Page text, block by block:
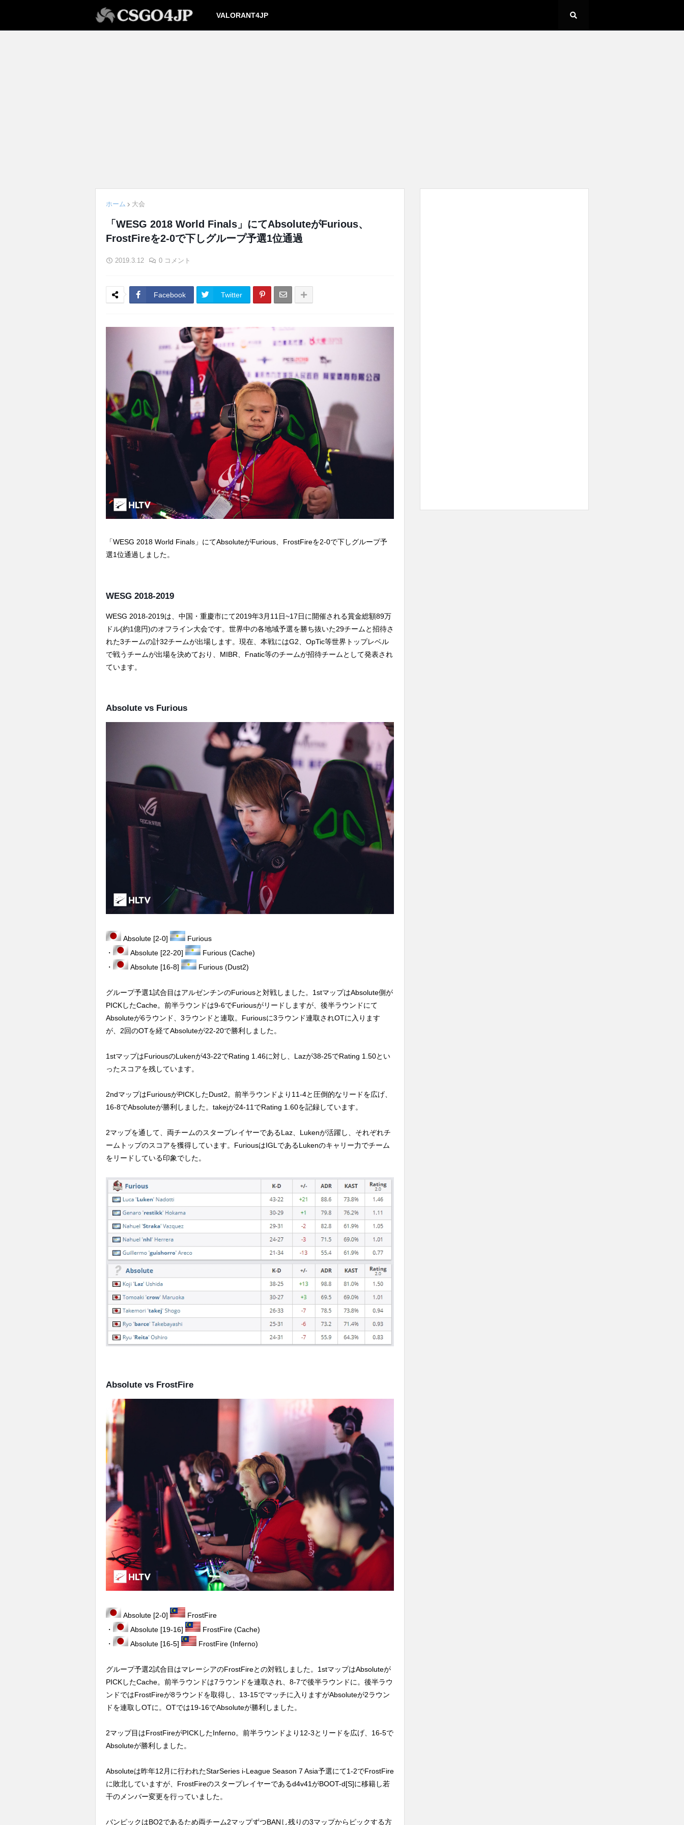
VALORANT4JP
ホーム 大会
「WESG 2018 World Finals」にてAbsoluteがFurious、
FrostFireを2-0で下しグループ予選1位通過
2019.3.12 0 コメント
Facebook Twitter
「WESG 2018 World Finals」にてAbsoluteがFurious、FrostFireを2-0で下しグループ予
選1位通過しました。
WESG 2018-2019
WESG 2018-2019は、中国・重慶市にて2019年3月11日~17日に開催される賞金総額89万
ドル(約1億円)のオフライン大会です。世界中の各地域予選を勝ち抜いた29チームと招待さ
れた3チームの計32チームが出場します。現在、本戦にはG2、OpTic等世界トップレベル
で戦うチームが出場を決めており、MIBR、Fnatic等のチームが招待チームとして発表され
ています。
Absolute vs Furious
Absolute [2-0]
Furious
・
Absolute [22-20]
Furious (Cache)
・
Absolute [16-8] Furious (Dust2)
グループ予選1試合目はアルゼンチンのFuriousと対戦しました。1stマップはAbsolute側が
PICKしたCache。前半ラウンドは9-6でFuriousがリードしますが、後半ラウンドにて
Absoluteが6ラウンド、3ラウンドと連取。Furiousに3ラウンド連取されOTに入ります
が、2回のOTを経てAbsoluteが22-20で勝利しました。
1stマップはFuriousのLukenが43-22でRating 1.46に対し、Lazが38-25でRating 1.50とい
ったスコアを残しています。
2ndマップはFuriousがPICKしたDust2。前半ラウンドより11-4と圧倒的なリードを広げ、
16-8でAbsoluteが勝利しました。takejが24-11でRating 1.60を記録しています。
2マップを通して、両チームのスタープレイヤーであるLaz、Lukenが活躍し、それぞれチ
ームトップのスコアを獲得しています。FuriousはIGLであるLukenのキャリー力でチーム
をリードしている印象でした。
Absolute vs FrostFire
Absolute [2-0]
FrostFire
・
Absolute [19-16]
FrostFire (Cache)
・
Absolute [16-5] FrostFire (Inferno)
グループ予選2試合目はマレーシアのFrostFireとの対戦しました。1stマップはAbsoluteが
PICKしたCache。前半ラウンドは7ラウンドを連取され、8-7で後半ラウンドに。後半ラウ
ンドではFrostFireが8ラウンドを取得し、13-15でマッチに入りますがAbsoluteが2ラウン
ドを連取しOTに。OTでは19-16でAbsoluteが勝利しました。
2マップ目はFrostFireがPICKしたInferno。前半ラウンドより12-3とリードを広げ、16-5で
Absoluteが勝利しました。
Absoluteは昨年12月に行われたStarSeries i-League Season 7 Asia予選にて1-2でFrostFire
に敗北していますが、FrostFireのスタープレイヤーであるd4v41がBOOT-d[S]に移籍し若
干のメンバー変更を行っていました。
バンピックはBO2であるため両チーム2マップずつBANし残りの3マップからピックする方